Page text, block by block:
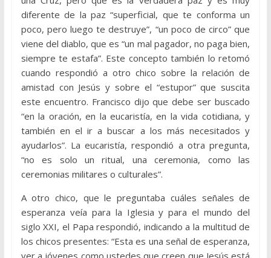
diferente de la paz “superficial, que te conforma un
poco, pero luego te destruye”, “un poco de circo” que
viene del diablo, que es “un mal pagador, no paga bien,
siempre te estafa”. Este concepto también lo retomó
cuando respondió a otro chico sobre la relación de
amistad con Jesús y sobre el “estupor” que suscita
este encuentro. Francisco dijo que debe ser buscado
“en la oración, en la eucaristía, en la vida cotidiana, y
también en el ir a buscar a los más necesitados y
ayudarlos”. La eucaristía, respondió a otra pregunta,
“no es solo un ritual, una ceremonia, como las
ceremonias militares o culturales”.
A otro chico, que le preguntaba cuáles señales de
esperanza veía para la Iglesia y para el mundo del
siglo XXI, el Papa respondió, indicando a la multitud de
los chicos presentes: “Esta es una señal de esperanza,